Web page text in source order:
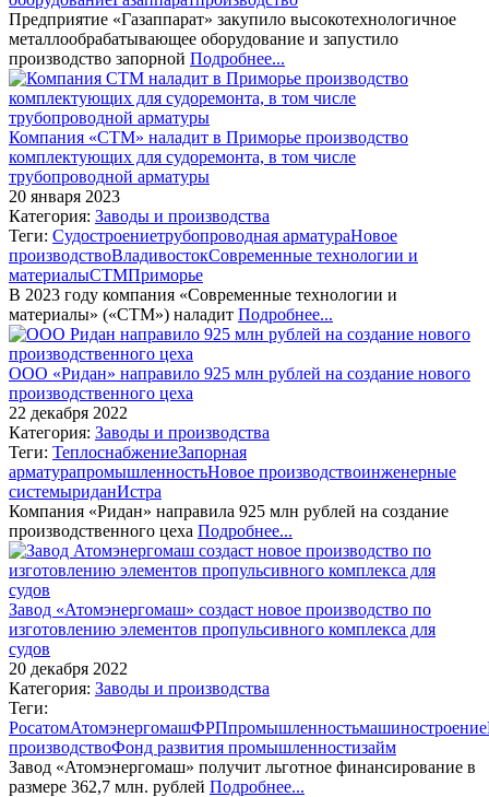
Предприятие «Газаппарат» закупило высокотехнологичное
металлообрабатывающее оборудование и запустило
производство запорной Подробнее...
Компания «СТМ» наладит в Приморье производство
комплектующих для судоремонта, в том числе
трубопроводной арматуры
20 января 2023
Категория: Заводы и производства
Теги: Судостроениетрубопроводная арматураНовое
производствоВладивостокСовременные технологии и
материалыСТМПриморье
В 2023 году компания «Современные технологии и
материалы» («СТМ») наладит Подробнее...
ООО «Ридан» направило 925 млн рублей на создание нового
производственного цеха
22 декабря 2022
Категория: Заводы и производства
Теги: ТеплоснабжениеЗапорная
арматурапромышленностьНовое производствоинженерные
системыриданИстра
Компания «Ридан» направила 925 млн рублей на создание
производственного цеха Подробнее...
Завод «Атомэнергомаш» создаст новое производство по
изготовлению элементов пропульсивного комплекса для
судов
20 декабря 2022
Категория: Заводы и производства
Теги:
РосатомАтомэнергомашФРПпромышленностьмашиностроение
производствоФонд развития промышленностизайм
Завод «Атомэнергомаш» получит льготное финансирование в
размере 362,7 млн. рублей Подробнее...